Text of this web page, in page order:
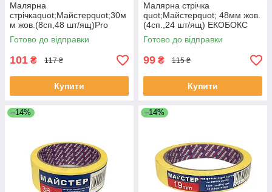
Малярна
стрічкаquot;Майстерquot;30м
м жов.(8сп,48 шт/ящ)Pro
ЕКОБОКС
Готово до відправки
101 ₴ 117 ₴
Купити
Малярна стрічка
quot;Майстерquot; 48мм жов.
(4сп.,24 шт/ящ) ЕКОБОКС
Готово до відправки
99 ₴ 115 ₴
Купити
–14% –14%